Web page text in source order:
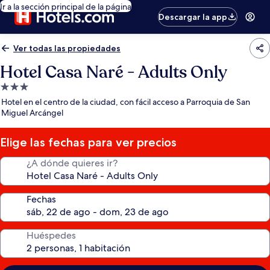
Ir a la sección principal de la página
Descargar la app
Ver todas las propiedades
Hotel Casa Naré - Adults Only
Propiedad
de
3.0
estrellas
Hotel en el centro de la ciudad, con fácil acceso a Parroquia de San
Miguel Arcángel
Elige las fechas para ver precios
¿A dónde quieres ir?
Fechas
Huéspedes